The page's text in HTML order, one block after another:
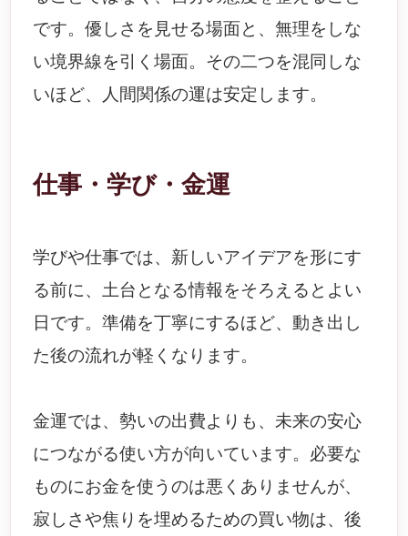
です。優しさを見せる場面と、無理をしな
い境界線を引く場面。その二つを混同しな
いほど、人間関係の運は安定します。
仕事・学び・金運
学びや仕事では、新しいアイデアを形にす
る前に、土台となる情報をそろえるとよい
日です。準備を丁寧にするほど、動き出し
た後の流れが軽くなります。
金運では、勢いの出費よりも、未来の安心
につながる使い方が向いています。必要な
ものにお金を使うのは悪くありませんが、
寂しさや焦りを埋めるための買い物は、後